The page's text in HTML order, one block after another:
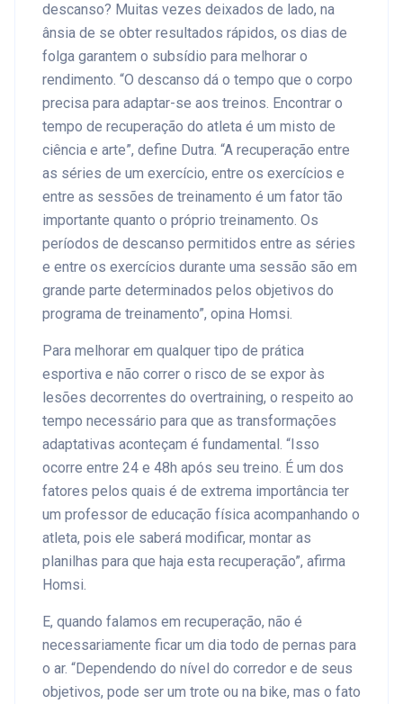
descanso? Muitas vezes deixados de lado, na
ânsia de se obter resultados rápidos, os dias de
folga garantem o subsídio para melhorar o
rendimento. “O descanso dá o tempo que o corpo
precisa para adaptar-se aos treinos. Encontrar o
tempo de recuperação do atleta é um misto de
ciência e arte”, define Dutra. “A recuperação entre
as séries de um exercício, entre os exercícios e
entre as sessões de treinamento é um fator tão
importante quanto o próprio treinamento. Os
períodos de descanso permitidos entre as séries
e entre os exercícios durante uma sessão são em
grande parte determinados pelos objetivos do
programa de treinamento”, opina Homsi.
Para melhorar em qualquer tipo de prática
esportiva e não correr o risco de se expor às
lesões decorrentes do overtraining, o respeito ao
tempo necessário para que as transformações
adaptativas aconteçam é fundamental. “Isso
ocorre entre 24 e 48h após seu treino. É um dos
fatores pelos quais é de extrema importância ter
um professor de educação física acompanhando o
atleta, pois ele saberá modificar, montar as
planilhas para que haja esta recuperação”, afirma
Homsi.
E, quando falamos em recuperação, não é
necessariamente ficar um dia todo de pernas para
o ar. “Dependendo do nível do corredor e de seus
objetivos, pode ser um trote ou na bike, mas o fato